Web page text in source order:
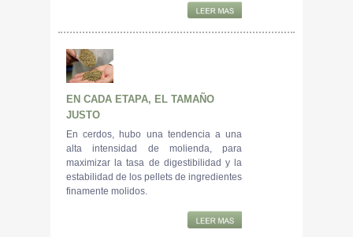
EN CADA ETAPA, EL TAMAÑO
JUSTO
En cerdos, hubo una tendencia a una
alta intensidad de molienda, para
maximizar la tasa de digestibilidad y la
estabilidad de los pellets de ingredientes
finamente molidos.